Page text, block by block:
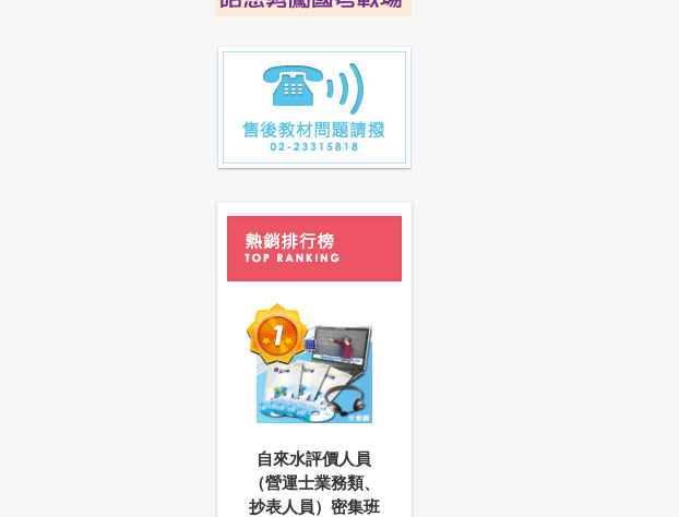
自來水評價人員
（營運士業務類、
抄表人員）密集班